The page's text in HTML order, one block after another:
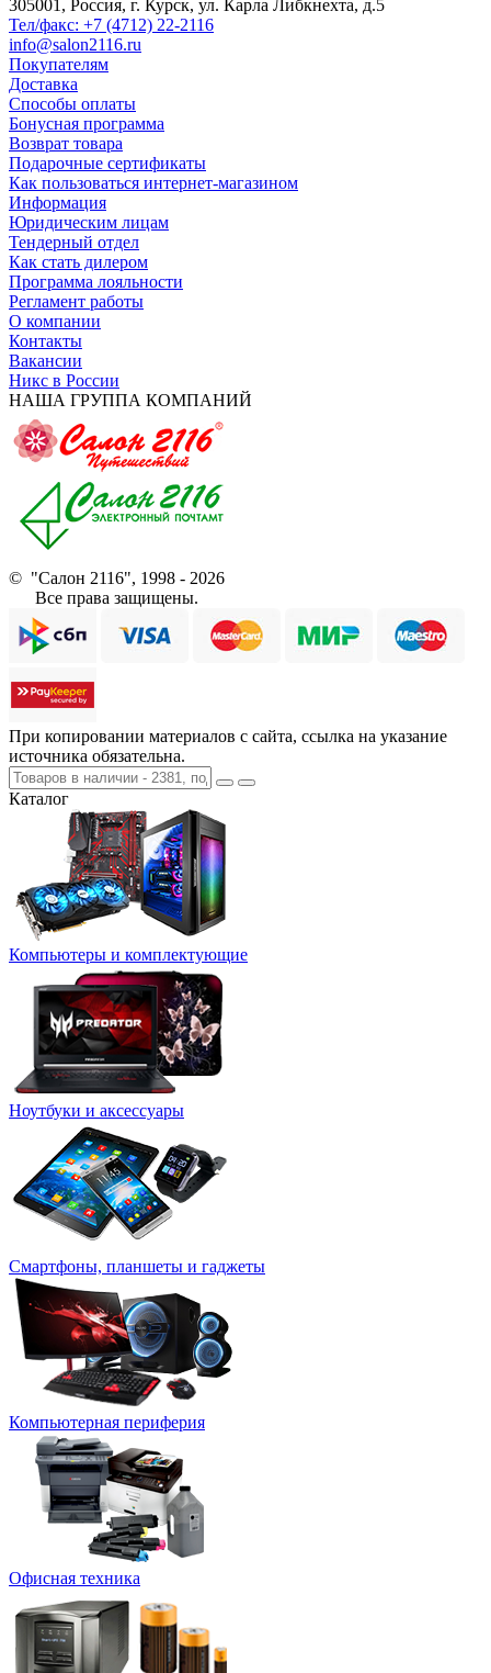
305001, Россия, г. Курск, ул. Карла Либкнехта, д.5
Тел/факс: +7 (4712) 22-2116
info@salon2116.ru
Покупателям
Доставка
Способы оплаты
Бонусная программа
Возврат товара
Подарочные сертификаты
Как пользоваться интернет-магазином
Информация
Юридическим лицам
Тендерный отдел
Как стать дилером
Программа лояльности
Регламент работы
О компании
Контакты
Вакансии
Никс в России
НАША ГРУППА КОМПАНИЙ
© "Салон 2116", 1998 - 2026
Все права защищены.
При копировании материалов с сайта, ссылка на указание
источника обязательна.
Каталог
Компьютеры и комплектующие
Ноутбуки и аксессуары
Смартфоны, планшеты и гаджеты
Компьютерная периферия
Офисная техника